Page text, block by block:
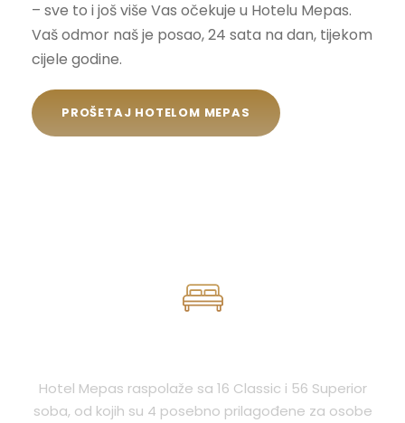
– sve to i još više Vas očekuje u Hotelu Mepas.
Vaš odmor naš je posao, 24 sata na dan, tijekom
cijele godine.
PROŠETAJ HOTELOM MEPAS
Hotel Mepas raspolaže sa 16 Classic i 56 Superior
soba, od kojih su 4 posebno prilagođene za osobe